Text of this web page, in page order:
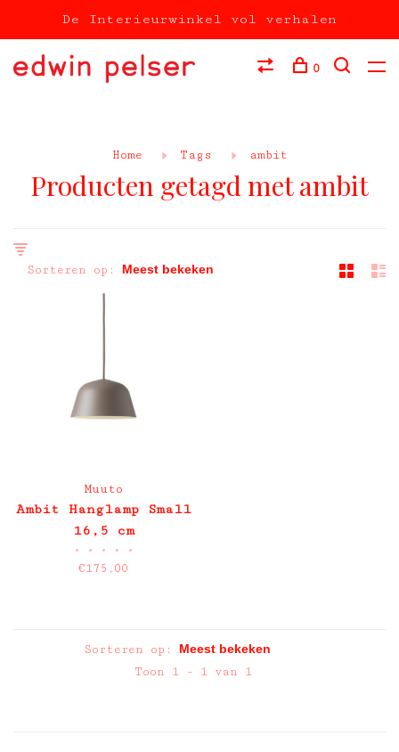
De Interieurwinkel vol verhalen
0
Home Tags ambit
Producten getagd met ambit
Sorteren op:
Muuto
Ambit Hanglamp Small
16,5 cm
• • • • •
€175,00
Sorteren op:
Toon 1 - 1 van 1